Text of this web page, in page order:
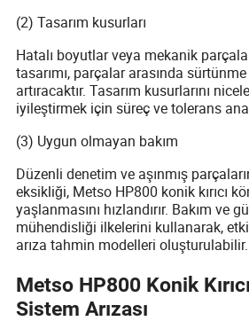
(2) Tasarım kusurları
Hatalı boyutlar veya mekanik
tasarımı, parçalar arasında sürtünme
artıracaktır. Tasarım kusurlarını
iyileştirmek için süreç ve tolerans
(3) Uygun olmayan bakım
Düzenli denetim ve aşınmış
eksikliği, Metso HP800 konik kırıcı
yaşlanmasını hızlandırır. Bakım ve
mühendisliği ilkelerini kullanarak,
arıza tahmin modelleri oluşturulabilir.
Metso HP800 Konik
Sistem Arızası